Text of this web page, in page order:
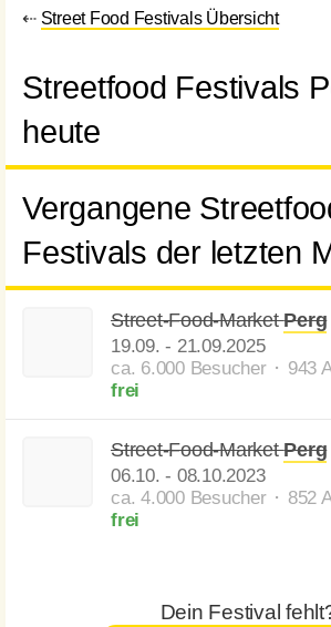
⇠ Street Food Festivals Übersicht
Streetfood Festivals
heute
Vergangene
Festivals der letzten
Street-Food-MarketPerg
19.09. - 21.09.2025
ca. 6.000 Besucher ⬝ 943
frei
Street-Food-MarketPerg
06.10. - 08.10.2023
ca. 4.000 Besucher ⬝ 852
frei
Dein Festival